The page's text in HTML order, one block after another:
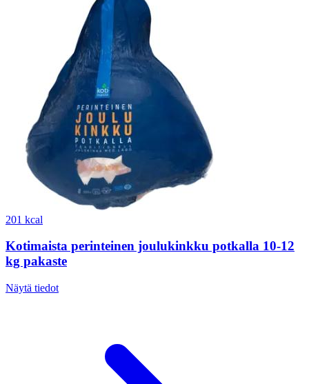
201 kcal
Kotimaista perinteinen joulukinkku potkalla 10-12
kg pakaste
Näytä tiedot